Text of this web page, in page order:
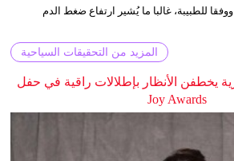
للطبيبة، غالبا ما يُشير ارتفاع ضغط الدم
المزيد من التحقيقات السياحية
يخطفن الأنظار بإطلالات راقية في حفل
Joy Awards